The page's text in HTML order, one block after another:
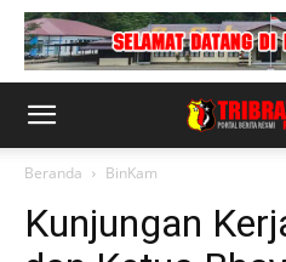
Beranda BinKam
Kunjungan